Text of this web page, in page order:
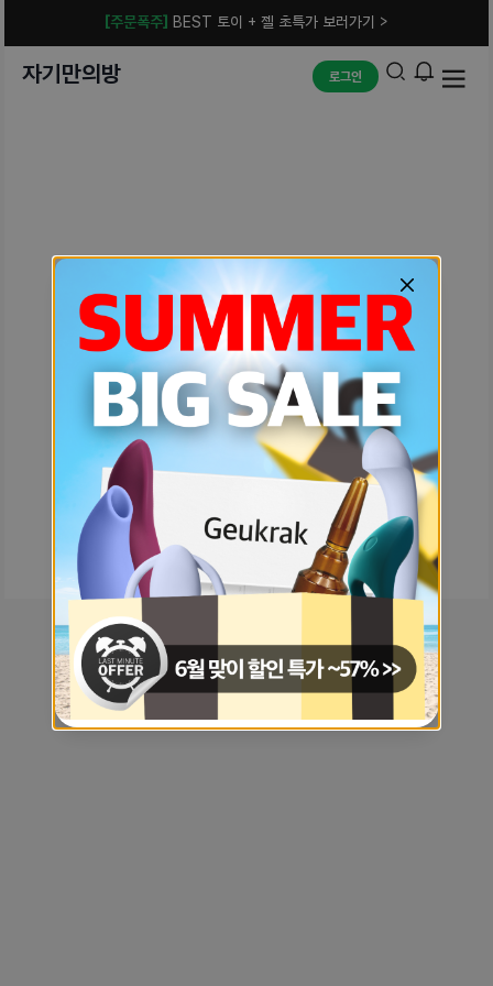
[주문폭주] BEST 토이 + 젤 초특가 보러가기 >
자기만의방 로그인
예상치 못한 에러입니다.